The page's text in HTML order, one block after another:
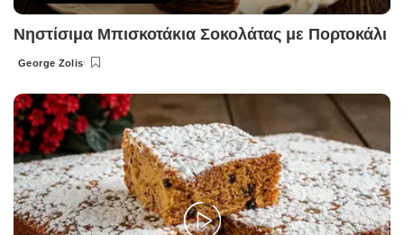
Νηστίσιμα Μπισκοτάκια Σοκολάτας με Πορτοκάλι
Posted
George Zolis